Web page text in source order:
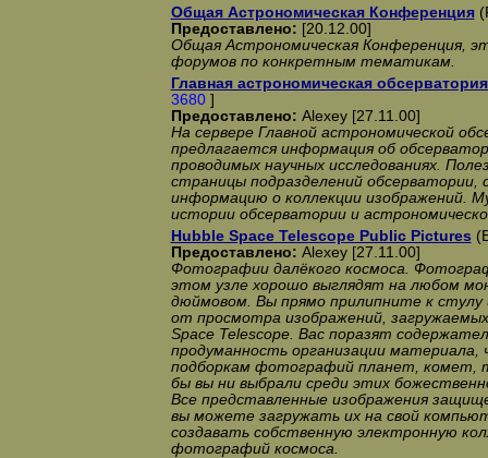
Общая Астрономическая Конференция
Предоставлено: [20.12.00]
Общая Астрономическая Конференция,
форумов по конкретным тематикам.
Главная астрономическая
3680]
Предоставлено: Alexey [27.11.00]
На сервере Главной астрономической
предлагается информация об
проводимых научных исследованиях.
страницы подразделений
информацию о коллекции изображений.
истории обсерватории и
Hubble Space Telescope Public Pictures
Предоставлено: Alexey [27.11.00]
Фотографии далёкого космоса.
этом узле хорошо выглядят на любом
дюймовом. Вы прямо прилипните к
от просмотра изображений, загружаемых
Space Telescope. Вас поразят
продуманность организации материала,
подборкам фотографий планет, комет,
бы вы ни выбрали среди этих
Все представленные изображения
вы можете загружать их на свой
создавать собственную электронную
фотографий космоса.